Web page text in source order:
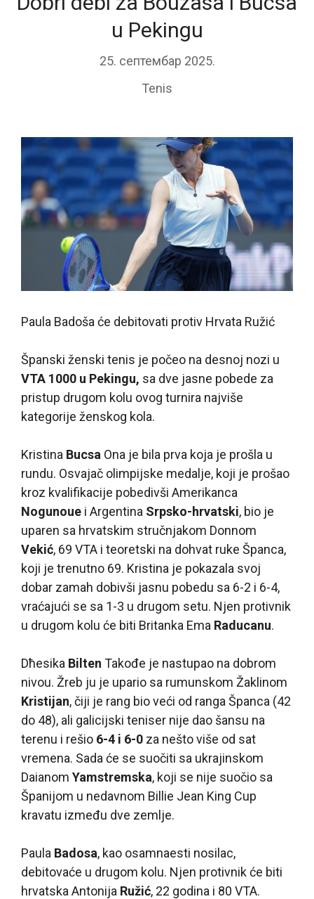
u Pekingu
25. септембар 2025.
Tenis
Paula Badoša će debitovati protiv Hrvata Ružić
Španski ženski tenis je počeo na desnoj nozi u
VTA 1000 u Pekingu, sa dve jasne pobede za
pristup drugom kolu ovog turnira najviše
kategorije ženskog kola.
Kristina Bucsa Ona je bila prva koja je prošla u
rundu. Osvajač olimpijske medalje, koji je prošao
kroz kvalifikacije pobedivši Amerikanca
Nogunoue i Argentina Srpsko-hrvatski, bio je
uparen sa hrvatskim stručnjakom Donnom
Vekić, 69 VTA i teoretski na dohvat ruke Španca,
koji je trenutno 69. Kristina je pokazala svoj
dobar zamah dobivši jasnu pobedu sa 6-2 i 6-4,
vraćajući se sa 1-3 u drugom setu. Njen protivnik
u drugom kolu će biti Britanka Ema Raducanu.
Dћesika Bilten Takođe je nastupao na dobrom
nivou. Žreb ju je upario sa rumunskom Žaklinom
Kristijan, čiji je rang bio veći od ranga Španca (42
do 48), ali galicijski teniser nije dao šansu na
terenu i rešio 6-4 i 6-0 za nešto više od sat
vremena. Sada će se suočiti sa ukrajinskom
Daianom Yamstremska, koji se nije suočio sa
Španijom u nedavnom Billie Jean King Cup
kravatu između dve zemlje.
Paula Badosa, kao osamnaesti nosilac,
debitovaće u drugom kolu. Njen protivnik će biti
hrvatska Antonija Ružić, 22 godina i 80 VTA.